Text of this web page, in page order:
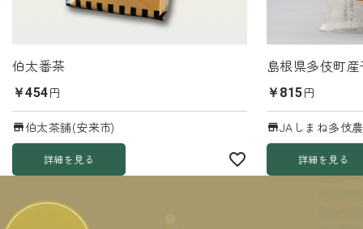
伯太番茶
￥454円
伯太茶舗(安来市)
詳細を見る
島根県多伎町
￥815円
JAしまね多伎
詳細を見る